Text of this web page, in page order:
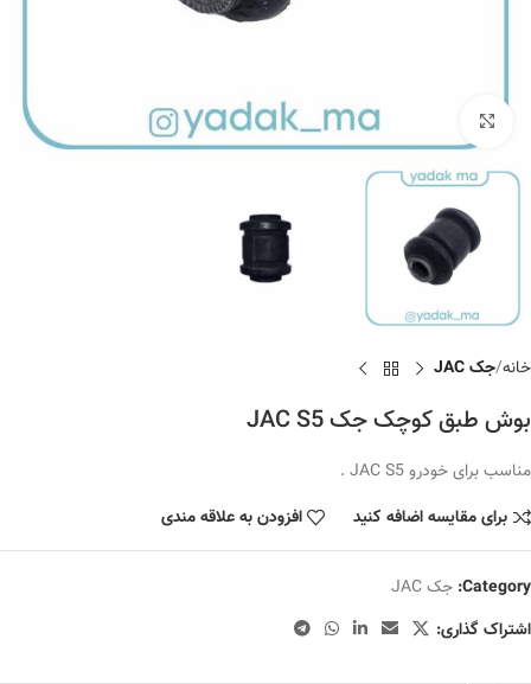
برای بزرگنمایی کلیک کنید
خانه جک JAC
بوش طبق کوچک جک JAC S5
مناسب برای خودرو JAC S5 .
برای مقایسه اضافه کنید
افزودن به علاقه مندی
Category: جک JAC
اشتراک گذاری: